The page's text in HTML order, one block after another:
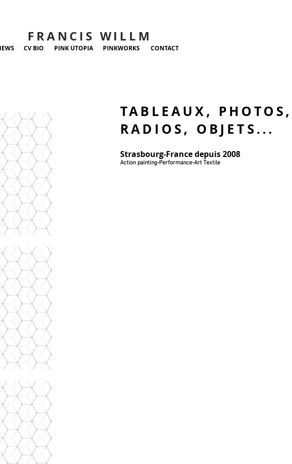
FRANCIS WILLM
CV BIO PINK UTOPIA PINKWORKS CONTACT
TABLEAUX, PHOTOS,
RADIOS, OBJETS...
Strasbourg-France depuis 2008
Action painting-Performance-Art Textile